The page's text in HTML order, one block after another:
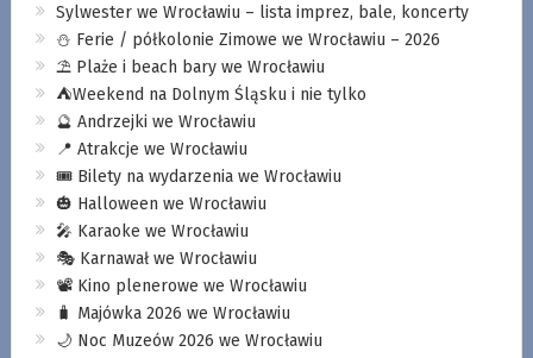
Sylwester we Wrocławiu – lista imprez, bale, koncerty
⛄️ Ferie / półkolonie Zimowe we Wrocławiu – 2026
⛱️ Plaże i beach bary we Wrocławiu
⛺️Weekend na Dolnym Śląsku i nie tylko
🔮 Andrzejki we Wrocławiu
📍 Atrakcje we Wrocławiu
🎟️ Bilety na wydarzenia we Wrocławiu
🎃 Halloween we Wrocławiu
🎤 Karaoke we Wrocławiu
🎭 Karnawał we Wrocławiu
📽️ Kino plenerowe we Wrocławiu
🧳 Majówka 2026 we Wrocławiu
🌙 Noc Muzeów 2026 we Wrocławiu